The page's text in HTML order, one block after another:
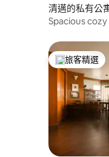
清邁的私有公
Spacious
旅客精選榜首
旅客精選